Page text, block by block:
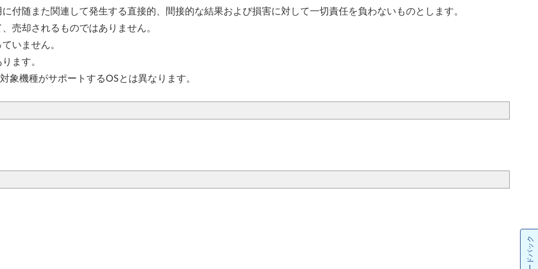
付随また関連して発生する直接的、間接的な結果および損害に対して一切責任を負わないものとします。
売却されるものではありません。
いません。
ます。
象機種がサポートするOSとは異なります。